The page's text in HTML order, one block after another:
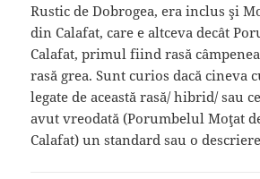
Rustic de Dobrogea, era inclus şi
din Calafat, care e altceva decât
Calafat, primul fiind rasă
rasă grea. Sunt curios dacă cineva
legate de această rasă/ hibrid/ sau
avut vreodată (Porumbelul Moţat
Calafat) un standard sau o